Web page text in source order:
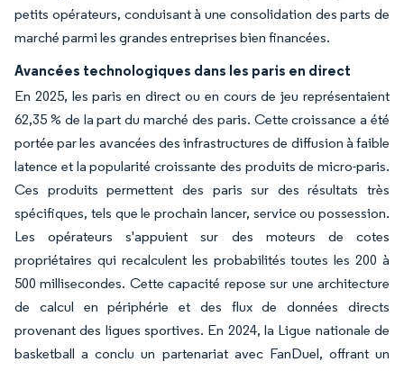
petits opérateurs, conduisant à une consolidation des parts de
marché parmi les grandes entreprises bien financées.
Avancées technologiques dans les paris en direct
En 2025, les paris en direct ou en cours de jeu représentaient
62,35 % de la part du marché des paris. Cette croissance a été
portée par les avancées des infrastructures de diffusion à faible
latence et la popularité croissante des produits de micro-paris.
Ces produits permettent des paris sur des résultats très
spécifiques, tels que le prochain lancer, service ou possession.
Les opérateurs s'appuient sur des moteurs de cotes
propriétaires qui recalculent les probabilités toutes les 200 à
500 millisecondes. Cette capacité repose sur une architecture
de calcul en périphérie et des flux de données directs
provenant des ligues sportives. En 2024, la Ligue nationale de
basketball a conclu un partenariat avec FanDuel, offrant un